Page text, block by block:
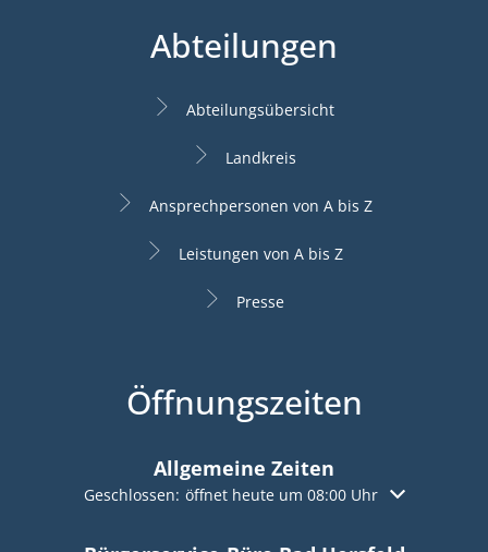
Abteilungen
Abteilungsübersicht
Landkreis
Ansprechpersonen von A bis Z
Leistungen von A bis Z
Presse
Öffnungszeiten
Allgemeine Zeiten
Klicken, um weitere Öffnungs- oder Schließzeiten
Geschlossen: öffnet heute um 08:00 Uhr